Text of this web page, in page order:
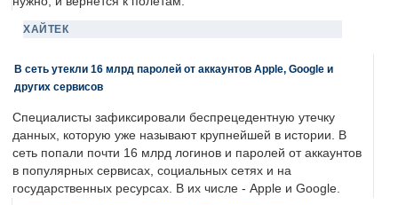
ХАЙТЕК
В сеть утекли 16 млрд паролей от аккаунтов Apple, Google и
других сервисов
Специалисты зафиксировали беспрецедентную утечку
данных, которую уже называют крупнейшей в истории. В
сеть попали почти 16 млрд логинов и паролей от аккаунтов
в популярных сервисах, социальных сетях и на
государственных ресурсах. В их числе - Apple и Google.